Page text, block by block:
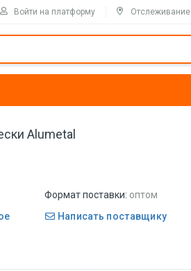
Войти на платформу Отслеживание
Alumetal
Формат поставки: оптом
Написать поставщику